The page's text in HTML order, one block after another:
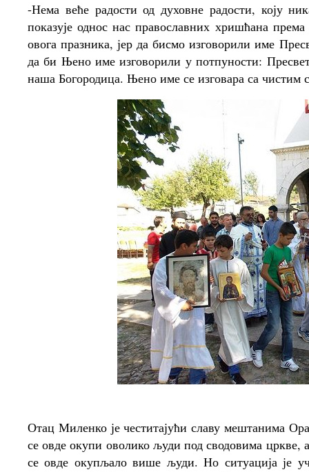
-Нема веће радости од духовне радости, коју
показује однос нас православних хришћана
овога празника, јер да бисмо изговорили име
да би Њено име изговорили у потпуности:
наша Богородица. Њено име се изговара са
Отац Миленко је честитајући славу мештанима
се овде окупи оволико људи под сводовима цркве,
се овде окупљало више људи. Но ситуација је